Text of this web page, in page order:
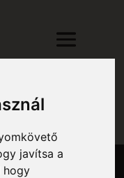
javítsa a
hogy